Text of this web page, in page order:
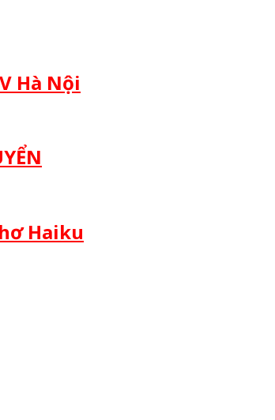
Hà Nội
Haiku